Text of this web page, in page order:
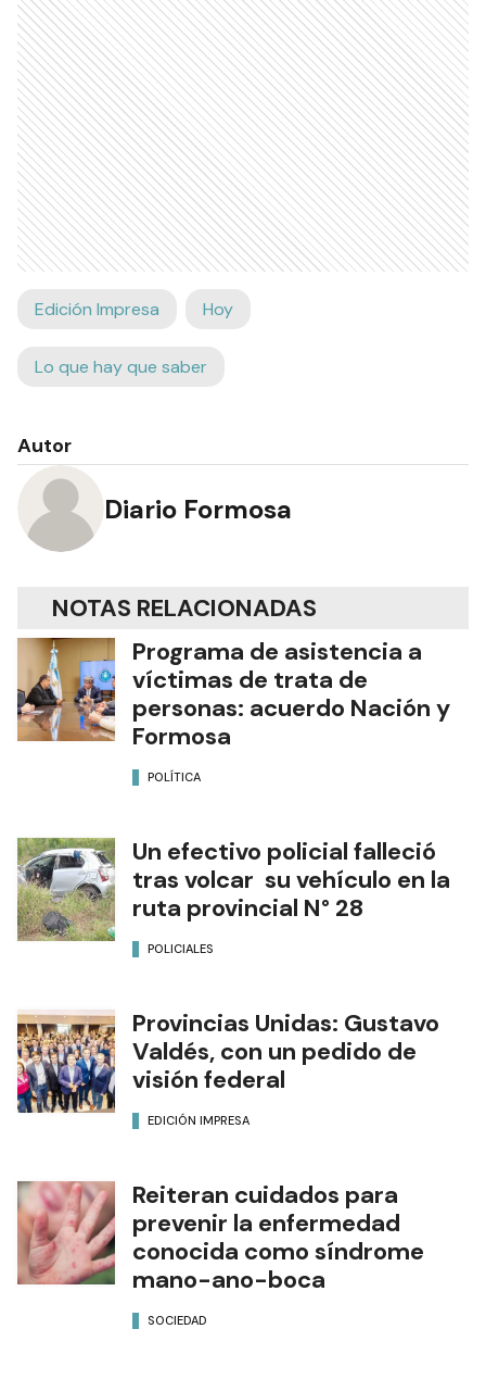
Edición Impresa Hoy
Lo que hay que saber
Autor
Diario Formosa
NOTAS RELACIONADAS
Programa de asistencia a
víctimas de trata de
personas: acuerdo Nación y
Formosa
POLÍTICA
Un efectivo policial falleció
tras volcar su vehículo en la
ruta provincial N° 28
POLICIALES
Provincias Unidas: Gustavo
Valdés, con un pedido de
visión federal
EDICIÓN IMPRESA
Reiteran cuidados para
prevenir la enfermedad
conocida como síndrome
mano-ano-boca
SOCIEDAD